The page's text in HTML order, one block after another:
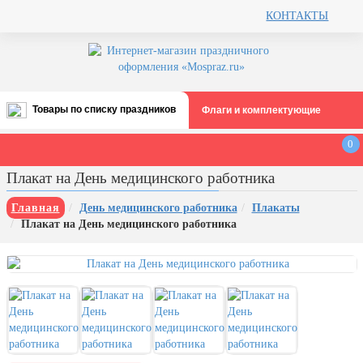
КОНТАКТЫ
Товары по списку праздников
Все праздники
августа)
12 августа, День ВВС
22 августа, День Государственного
День шахтера (последнее
воскресенье августа)
1 сентября, День знаний
3 сентября, День солидарности в
Флаги и комплектующие
0
Плакат на День медицинского работника
Главная День медицинского работника
Плакаты
Плакат на День медицинского работника